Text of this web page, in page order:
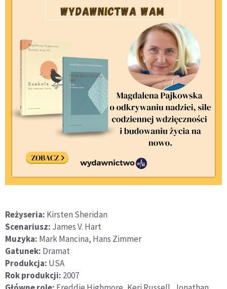
Reżyseria: Kirsten Sheridan
Scenariusz: James V. Hart
Muzyka: Mark Mancina, Hans Zimmer
Gatunek: Dramat
Produkcja: USA
Rok produkcji: 2007